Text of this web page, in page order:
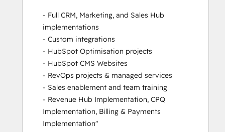
Sales Enablement
Sales Management Training: Strategies
for Developing a Successful Modern
Sales Team
Service Hub Software
- Full CRM, Marketing, and Sales Hub
implementations
- Custom integrations
- HubSpot Optimisation projects
- HubSpot CMS Websites
- RevOps projects & managed services
- Sales enablement and team training
- Revenue Hub Implementation, CPQ
Implementation, Billing & Payments
Implementation"